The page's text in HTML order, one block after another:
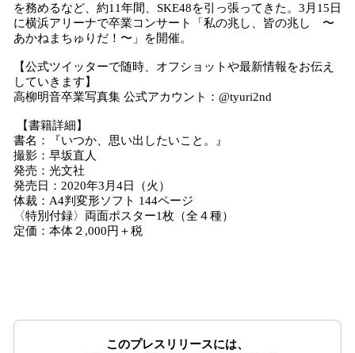
を務めるなど、約11年間、SKE48を引っ張ってきた。3月15日
に横浜アリーナで卒業コンサート「私の兆し、皆の兆し 〜
あかねまちゅりだ！〜」を開催。
【公式ツイッターで随時、オフショットや最新情報をお伝え
していきます】
高柳明音卒業写真集 公式アカウント：@tyuri2nd
【書籍詳細】
書名：『いつか、思い出したいこと。』
撮影：早坂直人
発売：光文社
発売日：2020年3月4日（火）
体裁：A4判変形ソフト 144ページ
〈特別付録〉両面ポスター1枚（全４種）
定価：本体２,000円＋税
このプレスリリースには、